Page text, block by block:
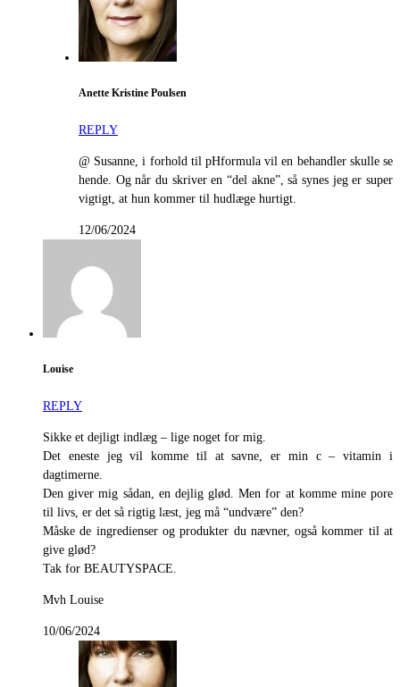
Anette Kristine Poulsen
REPLY
@ Susanne, i forhold til pHformula vil en behandler skulle se
hende. Og når du skriver en “del akne”, så synes jeg er super
vigtigt, at hun kommer til hudlæge hurtigt.
12/06/2024
Louise
REPLY
Sikke et dejligt indlæg – lige noget for mig.
Det eneste jeg vil komme til at savne, er min c – vitamin i
dagtimerne.
Den giver mig sådan, en dejlig glød. Men for at komme mine pore
til livs, er det så rigtig læst, jeg må “undvære” den?
Måske de ingredienser og produkter du nævner, også kommer til at
give glød?
Tak for BEAUTYSPACE.
Mvh Louise
10/06/2024